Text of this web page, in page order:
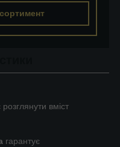
вміст
гарантує